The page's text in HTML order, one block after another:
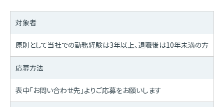
対象者
原則として当社での勤務経験は3年以上、退職後は10年未満の方
応募方法
表中「お問い合わせ先」よりご応募をお願いします